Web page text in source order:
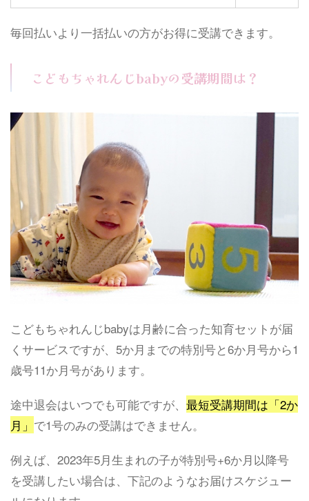
毎回払いより一括払いの方がお得に受講できます。
こどもちゃれんじbabyの受講期間は？
こどもちゃれんじbabyは月齢に合った知育セットが届
くサービスですが、5か月までの特別号と6か月号から1
歳号11か月号があります。
途中退会はいつでも可能ですが、 最短受講期間は「2か
月」 で1号のみの受講はできません。
例えば、2023年5月生まれの子が特別号+6か月以降号
を受講したい場合は、下記のようなお届けスケジュー